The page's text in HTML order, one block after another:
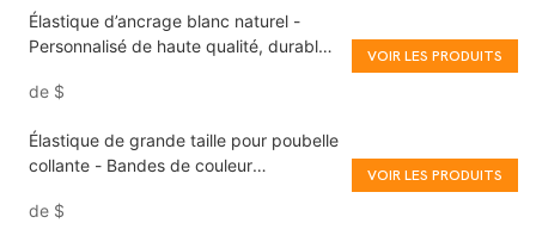
Élastique d’ancrage blanc naturel -
Personnalisé de haute qualité, durable,
de $
VOIR LES PRODUITS
Élastique de grande taille pour poubelle
collante - Bandes de couleur
de $
VOIR LES PRODUITS